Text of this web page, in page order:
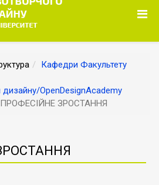
Кафедри Факультету
дизайну/OpenDesignAcademy
ПРОФЕСІЙНЕ ЗРОСТАННЯ